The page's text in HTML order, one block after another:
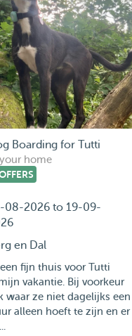
Boarding for Tutti
home
08-2026 to 19-09-
en Dal
een fijn thuis voor Tutti
vakantie. Bij voorkeur
waar ze niet dagelijks een
alleen hoeft te zijn en er